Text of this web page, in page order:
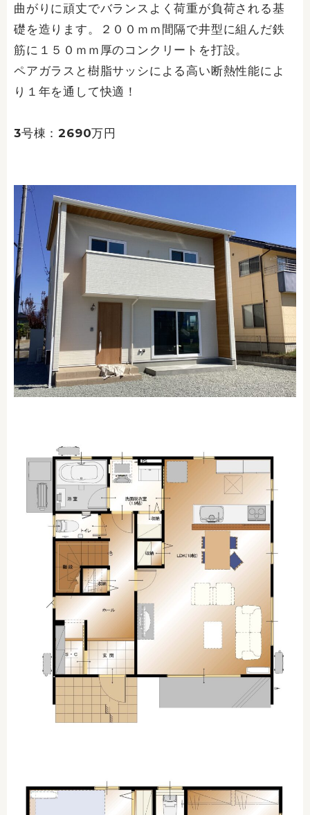
曲がりに頑丈でバランスよく荷重が負荷される基
礎を造ります。２００ｍｍ間隔で井型に組んだ鉄
筋に１５０ｍｍ厚のコンクリートを打設。
ペアガラスと樹脂サッシによる高い断熱性能によ
り１年を通して快適！
3号棟：2690万円